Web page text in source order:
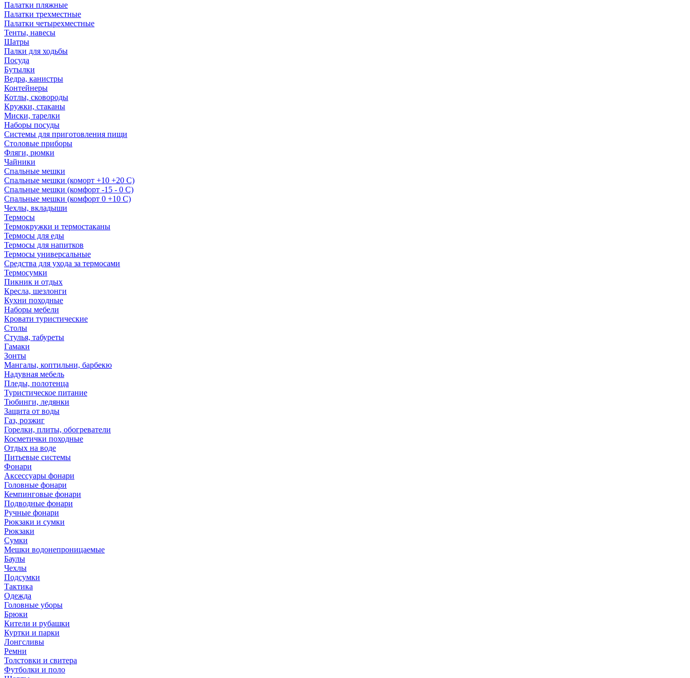
Палатки пляжные
Палатки трехместные
Палатки четырехместные
Тенты, навесы
Шатры
Палки для ходьбы
Посуда
Бутылки
Ведра, канистры
Контейнеры
Котлы, сковороды
Кружки, стаканы
Миски, тарелки
Наборы посуды
Системы для приготовления пищи
Столовые приборы
Фляги, рюмки
Чайники
Спальные мешки
Спальные мешки (коморт +10 +20 С)
Спальные мешки (комфорт -15 - 0 С)
Спальные мешки (комфорт 0 +10 С)
Чехлы, вкладыши
Термосы
Термокружки и термостаканы
Термосы для еды
Термосы для напитков
Термосы универсальные
Средства для ухода за термосами
Термосумки
Пикник и отдых
Кресла, шезлонги
Кухни походные
Наборы мебели
Кровати туристические
Столы
Стулья, табуреты
Гамаки
Зонты
Мангалы, коптильни, барбекю
Надувная мебель
Пледы, полотенца
Туристическое питание
Тюбинги, ледянки
Защита от воды
Газ, розжиг
Горелки, плиты, обогреватели
Косметички походные
Отдых на воде
Питьевые системы
Фонари
Аксессуары фонари
Головные фонари
Кемпинговые фонари
Подводные фонари
Ручные фонари
Рюкзаки и сумки
Рюкзаки
Сумки
Мешки водонепроницаемые
Баулы
Чехлы
Подсумки
Тактика
Одежда
Головные уборы
Брюки
Кители и рубашки
Куртки и парки
Лонгсливы
Ремни
Толстовки и свитера
Футболки и поло